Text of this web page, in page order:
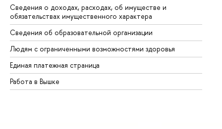
Сведения о доходах, расходах, об имуществе и
обязательствах имущественного характера
Сведения об образовательной организации
Людям с ограниченными возможностями здоровья
Единая платежная страница
Работа в Вышке